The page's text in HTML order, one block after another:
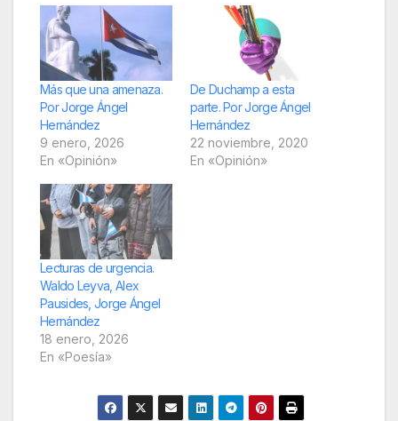
Más que una amenaza.
Por Jorge Ángel
Hernández
9 enero, 2026
En «Opinión»
De Duchamp a esta
parte. Por Jorge Ángel
Hernández
22 noviembre, 2020
En «Opinión»
Lecturas de urgencia.
Waldo Leyva, Alex
Pausides, Jorge Ángel
Hernández
18 enero, 2026
En «Poesía»